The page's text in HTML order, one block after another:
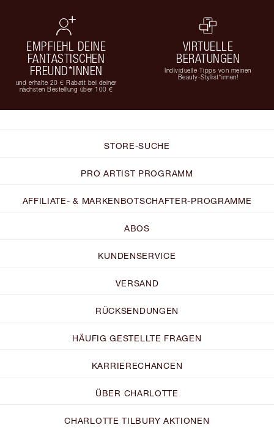
EMPFIEHL DEINE
FANTASTISCHEN
FREUND*INNEN
und erhalte 20 € Rabatt bei deiner
nächsten Bestellung über 100 €
VIRTUELLE
BERATUNGEN
Individuelle Tipps von meinen
Beauty-Stylist*innen!
STORE-SUCHE
PRO ARTIST PROGRAMM
AFFILIATE- & MARKENBOTSCHAFTER-PROGRAMME
ABOS
KUNDENSERVICE
VERSAND
RÜCKSENDUNGEN
HÄUFIG GESTELLTE FRAGEN
KARRIERECHANCEN
ÜBER CHARLOTTE
CHARLOTTE TILBURY AKTIONEN